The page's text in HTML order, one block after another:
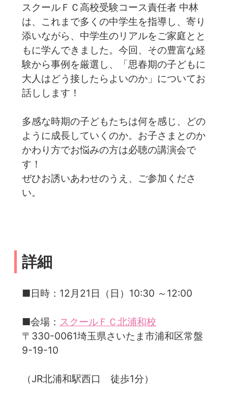
スクールＦＣ高校受験コース責任者 中林
は、これまで多くの中学生を指導し、寄り
添いながら、中学生のリアルをご家庭とと
もに学んできました。今回、その豊富な経
験から事例を厳選し、「思春期の子どもに
大人はどう接したらよいのか」についてお
話しします！
多感な時期の子どもたちは何を感じ、どの
ように成長していくのか。お子さまとのか
かわり方でお悩みの方は必聴の講演会で
す！
ぜひお誘いあわせのうえ、ご参加くださ
い。
詳細
■日時：12月21日（日）10:30 ～12:00
■会場： スクールＦＣ北浦和校
〒330-0061埼玉県さいたま市浦和区常盤
9-19-10
（JR北浦和駅西口 徒歩1分）